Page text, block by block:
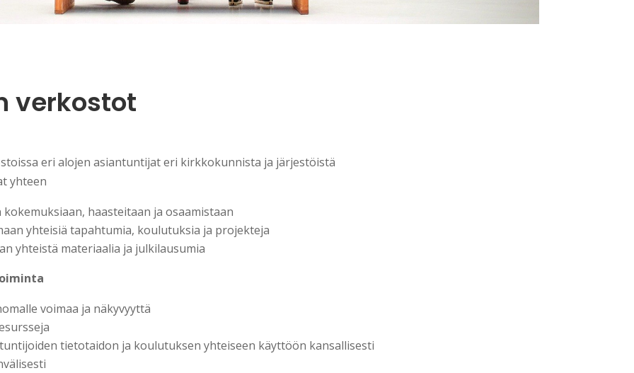
verkostot
eri alojen asiantuntijat eri kirkkokunnista ja järjestöistä
yhteen
kokemuksiaan, haasteitaan ja osaamistaan
yhteisiä tapahtumia, koulutuksia ja projekteja
yhteistä materiaalia ja julkilausumia
voimaa ja näkyvyyttä
tietotaidon ja koulutuksen yhteiseen käyttöön kansallisesti